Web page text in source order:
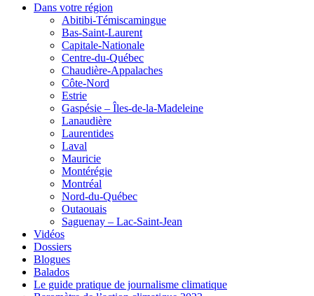
Dans votre région
Abitibi-Témiscamingue
Bas-Saint-Laurent
Capitale-Nationale
Centre-du-Québec
Chaudière-Appalaches
Côte-Nord
Estrie
Gaspésie – Îles-de-la-Madeleine
Lanaudière
Laurentides
Laval
Mauricie
Montérégie
Montréal
Nord-du-Québec
Outaouais
Saguenay – Lac-Saint-Jean
Vidéos
Dossiers
Blogues
Balados
Le guide pratique de journalisme climatique